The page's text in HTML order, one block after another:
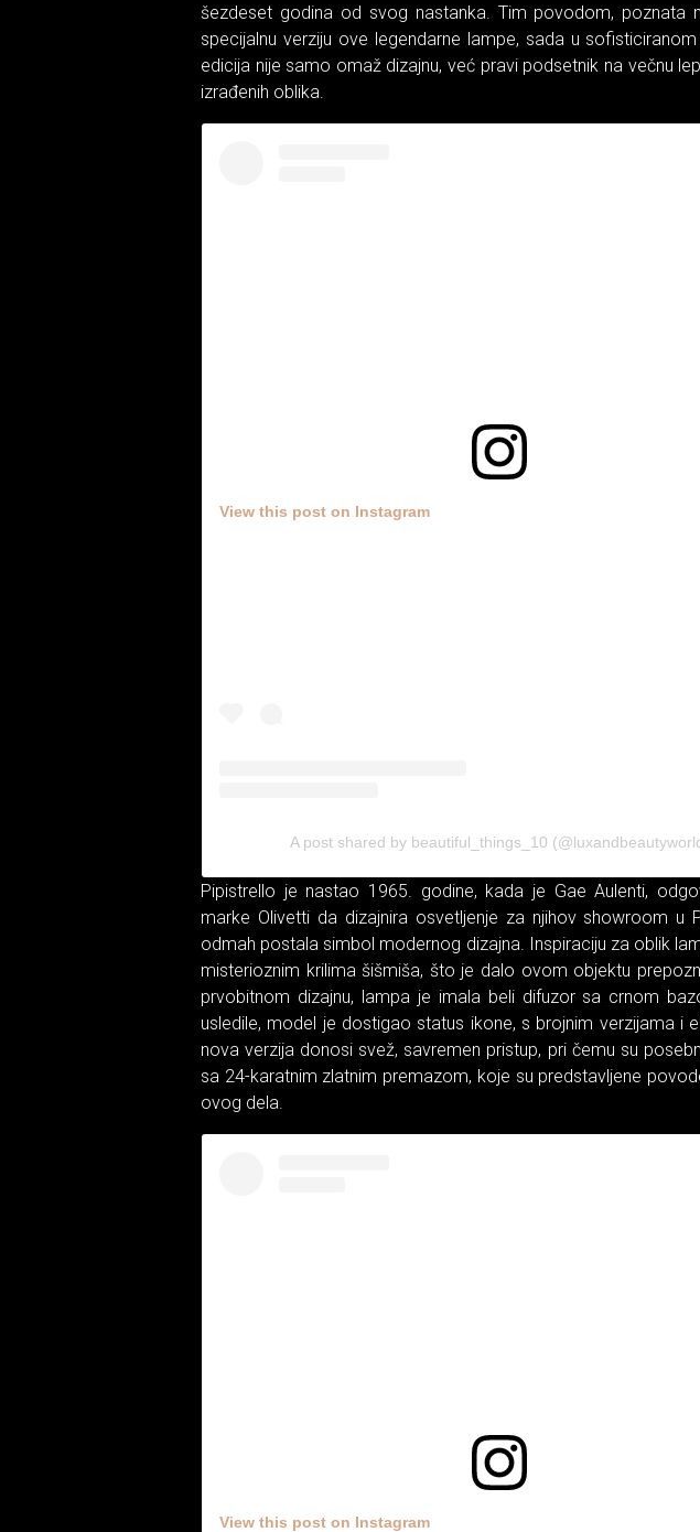
šezdeset godina od svog nastanka. Tim povodom, poznata
specijalnu verziju ove legendarne lampe, sada u
edicija nije samo omaž dizajnu, već pravi podsetnik na večnu
izrađenih oblika.
View this post on Instagram
A post shared by beautiful_things_10
Pipistrello je nastao 1965. godine, kada je Gae Aulenti,
marke Olivetti da dizajnira osvetljenje za njihov showroom u
odmah postala simbol modernog dizajna. Inspiraciju za oblik
misterioznim krilima šišmiša, što je dalo ovom objektu
prvobitnom dizajnu, lampa je imala beli difuzor sa crnom
usledile, model je dostigao status ikone, s brojnim verzijama i
nova verzija donosi svež, savremen pristup, pri čemu su
sa 24-karatnim zlatnim premazom, koje su predstavljene
ovog dela.
View this post on Instagram